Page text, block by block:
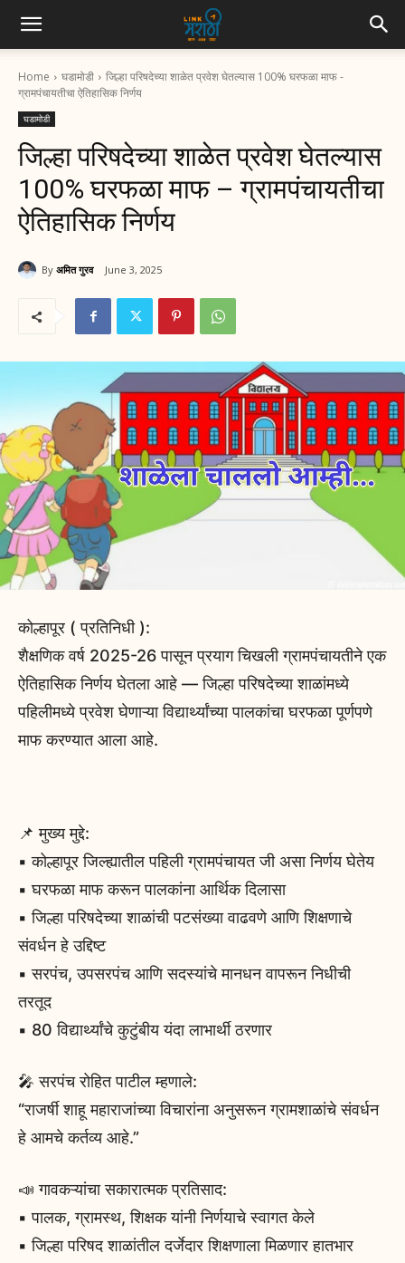
Home घडामोडी
जिल्हा परिषदेच्या शाळेत प्रवेश घेतल्यास 100% घरफळा माफ -
ग्रामपंचायतीचा ऐतिहासिक निर्णय
घडामोडी
जिल्हा परिषदेच्या शाळेत प्रवेश घेतल्यास
100% घरफळा माफ – ग्रामपंचायतीचा
ऐतिहासिक निर्णय
By अमित गुरव June 3, 2025
कोल्हापूर ( प्रतिनिधी ):
शैक्षणिक वर्ष 2025-26 पासून प्रयाग चिखली ग्रामपंचायतीने एक
ऐतिहासिक निर्णय घेतला आहे — जिल्हा परिषदेच्या शाळांमध्ये
पहिलीमध्ये प्रवेश घेणाऱ्या विद्यार्थ्यांच्या पालकांचा घरफळा पूर्णपणे
माफ करण्यात आला आहे.
📌 मुख्य मुद्दे:
▪️ कोल्हापूर जिल्ह्यातील पहिली ग्रामपंचायत जी असा निर्णय घेतेय
▪️ घरफळा माफ करून पालकांना आर्थिक दिलासा
▪️ जिल्हा परिषदेच्या शाळांची पटसंख्या वाढवणे आणि शिक्षणाचे
संवर्धन हे उद्दिष्ट
▪️ सरपंच, उपसरपंच आणि सदस्यांचे मानधन वापरून निधीची
तरतूद
▪️ 80 विद्यार्थ्यांचे कुटुंबीय यंदा लाभार्थी ठरणार
🎤 सरपंच रोहित पाटील म्हणाले:
“राजर्षी शाहू महाराजांच्या विचारांना अनुसरून ग्रामशाळांचे संवर्धन
हे आमचे कर्तव्य आहे.”
📣 गावकऱ्यांचा सकारात्मक प्रतिसाद:
▪️ पालक, ग्रामस्थ, शिक्षक यांनी निर्णयाचे स्वागत केले
▪️ जिल्हा परिषद शाळांतील दर्जेदार शिक्षणाला मिळणार हातभार